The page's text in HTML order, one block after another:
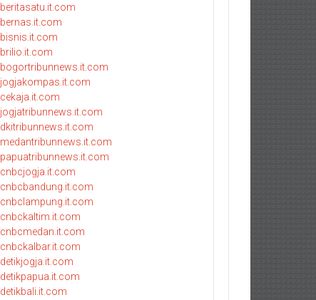
beritasatu.it.com
bernas.it.com
bisnis.it.com
brilio.it.com
bogortribunnews.it.com
jogjakompas.it.com
cekaja.it.com
jogjatribunnews.it.com
dkitribunnews.it.com
medantribunnews.it.com
papuatribunnews.it.com
cnbcjogja.it.com
cnbcbandung.it.com
cnbclampung.it.com
cnbckaltim.it.com
cnbcmedan.it.com
cnbckalbar.it.com
detikjogja.it.com
detikpapua.it.com
detikbali.it.com